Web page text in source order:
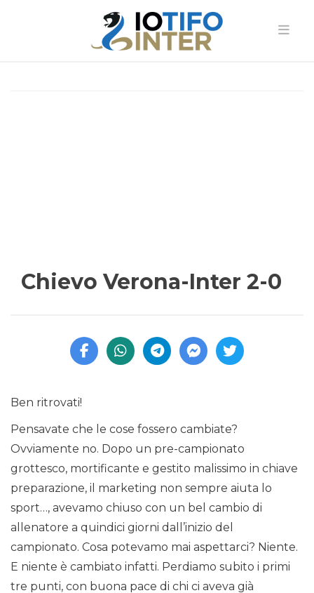
Chievo Verona-Inter 2-0
Ben ritrovati!
Pensavate che le cose fossero cambiate?
Ovviamente no. Dopo un pre-campionato
grottesco, mortificante e gestito malissimo in chiave
preparazione, il marketing non sempre aiuta lo
sport…, avevamo chiuso con un bel cambio di
allenatore a quindici giorni dall’inizio del
campionato. Cosa potevamo mai aspettarci? Niente.
E niente è cambiato infatti. Perdiamo subito i primi
tre punti, con buona pace di chi ci aveva già